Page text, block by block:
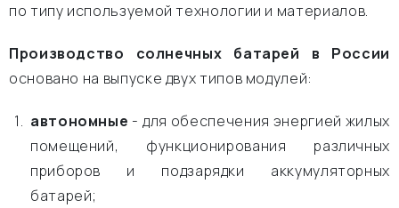
по типу используемой технологии и материалов.
Производство солнечных батарей в России
основано на выпуске двух типов модулей:
автономные - для обеспечения энергией жилых
помещений, функционирования различных
приборов и подзарядки аккумуляторных
батарей;